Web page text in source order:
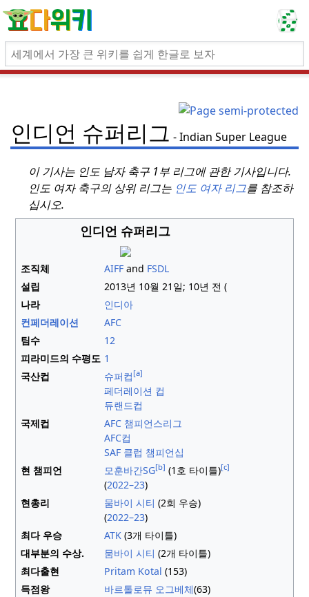
인디언 슈퍼리그 Indian Super League
이 기사는 인도 남자 축구 1부 리그에 관한 기사입니다.
인도 여자 축구의 상위 리그는 인도 여자 리그를 참조하
십시오.
인디언 슈퍼리그
조직체 AIFF and FSDL
설립
2013년 10월 21일; 10년 전 (
나라
인디아
컨페더레이션
AFC
팀수
12
피라미드의 수평도 1
국산컵
슈퍼컵 [a]
페더레이션 컵
듀랜드컵
국제컵
AFC 챔피언스리그
AFC컵
SAF 클럽 챔피언십
현 챔피언
모훈바간SG[b] (1호 타이틀)[c]
(2022–23)
현총리
뭄바이 시티 (2회 우승)
(2022–23)
최다 우승
ATK (3개 타이틀)
대부분의 수상.
뭄바이 시티 (2개 타이틀)
최다출현
Pritam Kotal (153)
득점왕
바르톨로뮤 오그베체(63)